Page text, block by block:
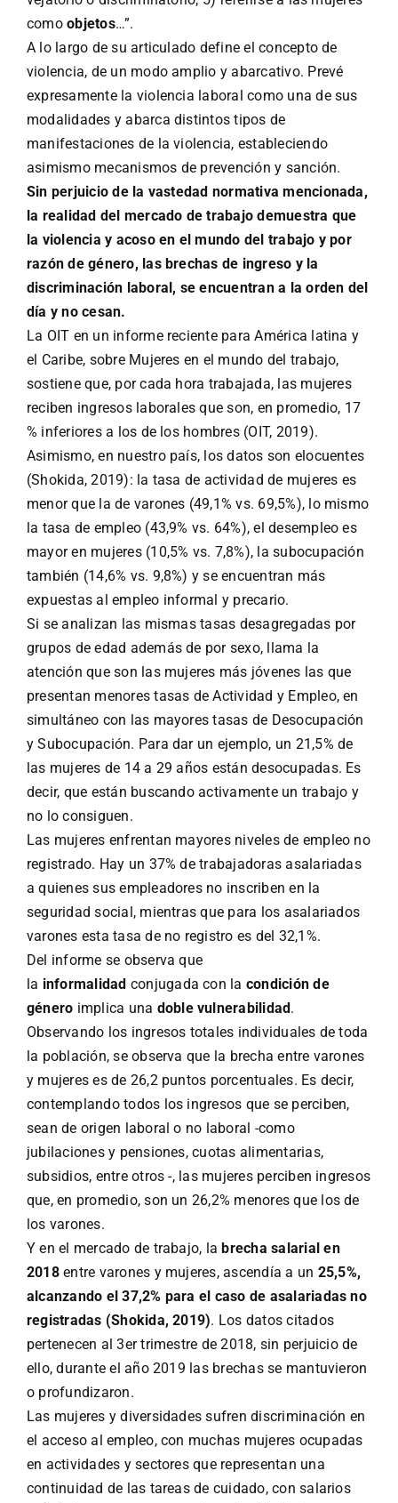
comoobjetos…”.
A lo largo de su articulado define el concepto de
violencia, de un modo amplio y abarcativo. Prevé
expresamente la violencia laboral como una de sus
modalidades y abarca distintos tipos de
manifestaciones de la violencia, estableciendo
asimismo mecanismos de prevención y sanción.
Sin perjuicio de la vastedad normativa mencionada,
la realidad del mercado de trabajo demuestra que
la violencia y acoso en el mundo del trabajo y por
razón de género, las brechas de ingreso y la
discriminación laboral, se encuentran a la orden del
día y no cesan.
La OIT en un informe reciente para América latina y
el Caribe, sobre Mujeres en el mundo del trabajo,
sostiene que, por cada hora trabajada, las mujeres
reciben ingresos laborales que son, en promedio, 17
% inferiores a los de los hombres (OIT, 2019).
Asimismo, en nuestro país, los datos son elocuentes
(Shokida, 2019): la tasa de actividad de mujeres es
menor que la de varones (49,1% vs. 69,5%), lo mismo
la tasa de empleo (43,9% vs. 64%), el desempleo es
mayor en mujeres (10,5% vs. 7,8%), la subocupación
también (14,6% vs. 9,8%) y se encuentran más
expuestas al empleo informal y precario.
Si se analizan las mismas tasas desagregadas por
grupos de edad además de por sexo, llama la
atención que son las mujeres más jóvenes las que
presentan menores tasas de Actividad y Empleo, en
simultáneo con las mayores tasas de Desocupación
y Subocupación. Para dar un ejemplo, un 21,5% de
las mujeres de 14 a 29 años están desocupadas. Es
decir, que están buscando activamente un trabajo y
no lo consiguen.
Las mujeres enfrentan mayores niveles de empleo no
registrado. Hay un 37% de trabajadoras asalariadas
a quienes sus empleadores no inscriben en la
seguridad social, mientras que para los asalariados
varones esta tasa de no registro es del 32,1%.
Del informe se observa que
la informalidad conjugada con la condición de
género implica una doble vulnerabilidad .
Observando los ingresos totales individuales de toda
la población, se observa que la brecha entre varones
y mujeres es de 26,2 puntos porcentuales. Es decir,
contemplando todos los ingresos que se perciben,
sean de origen laboral o no laboral -como
jubilaciones y pensiones, cuotas alimentarias,
subsidios, entre otros -, las mujeres perciben ingresos
que, en promedio, son un 26,2% menores que los de
los varones.
Y en el mercado de trabajo, la brecha salarial en
2018entre varones y mujeres, ascendía a un 25,5%,
alcanzando el 37,2% para el caso de asalariadas no
registradas (Shokida, 2019). Los datos citados
pertenecen al 3er trimestre de 2018, sin perjuicio de
ello, durante el año 2019 las brechas se mantuvieron
o profundizaron.
Las mujeres y diversidades sufren discriminación en
el acceso al empleo, con muchas mujeres ocupadas
en actividades y sectores que representan una
continuidad de las tareas de cuidado, con salarios